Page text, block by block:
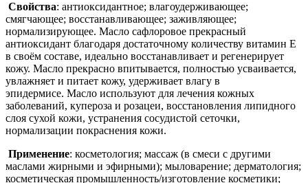
Свойства: антиоксидантное; влагоудерживающее;
смягчающее; восстанавливающее; заживляющее;
нормализирующее. Масло сафлоровое прекрасный
антиоксидант благодаря достаточному количеству витамин Е
в своём составе, идеально восстанавливает и регенерирует
кожу. Масло прекрасно впитывается, полностью усваивается,
увлажняет и питает кожу, удерживает влагу в
эпидермисе. Масло используют для лечения кожных
заболеваний, купероза и розацеи, восстановления липидного
слоя сухой кожи, устранения сосудистой сеточки,
нормализации покраснения кожи.
Применение: косметология; массаж (в смеси с другими
маслами жирными и эфирными); мыловарение; дерматология;
косметическая промышленность/изготовление косметики;